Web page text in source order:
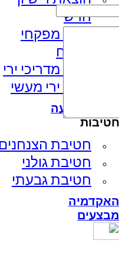
חדש
קורס מפקחי
מטווח
קורס מדריכי ירי
קורס ירי מעשי
מועדון קליעה
חטיבות
חטיבת
חטיבת גולני
חטיבת גבעתי
האקדמיה
מבצעים